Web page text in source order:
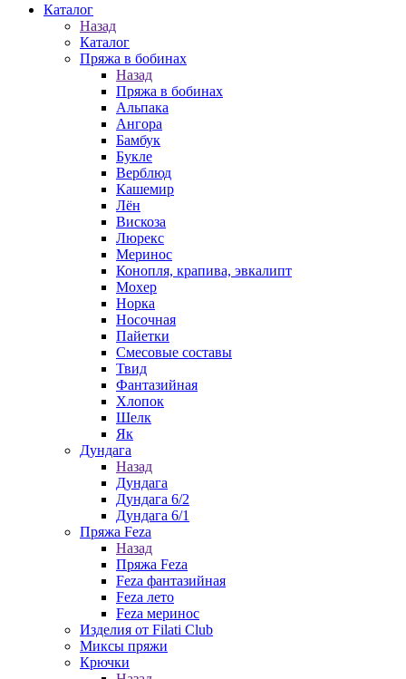
Каталог
Назад
Каталог
Пряжа в бобинах
Назад
Пряжа в бобинах
Альпака
Ангора
Бамбук
Букле
Верблюд
Кашемир
Лён
Вискоза
Люрекс
Меринос
Конопля, крапива, эвкалипт
Мохер
Норка
Носочная
Пайетки
Смесовые составы
Твид
Фантазийная
Хлопок
Шелк
Як
Дундага
Назад
Дундага
Дундага 6/2
Дундага 6/1
Пряжа Feza
Назад
Пряжа Feza
Feza фантазийная
Feza лето
Feza меринос
Изделия от Filati Club
Миксы пряжи
Крючки